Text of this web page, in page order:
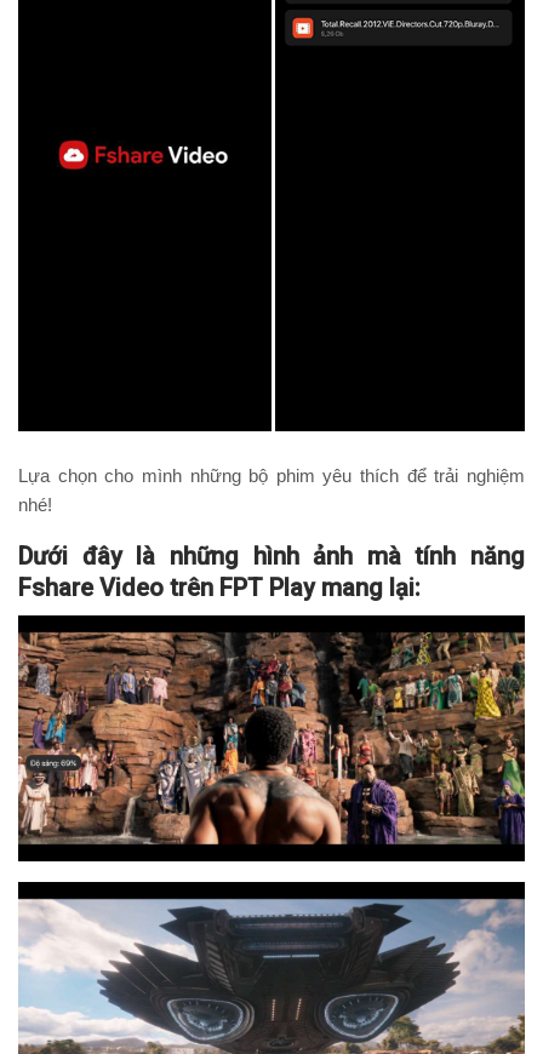
Lựa chọn cho mình những bộ phim yêu thích để trải nghiệm
nhé!
Dưới đây là những hình ảnh mà tính năng
Fshare Video trên FPT Play mang lại: